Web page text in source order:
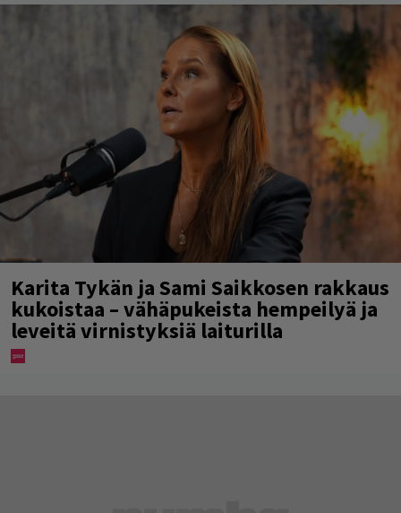
Karita Tykän ja Sami Saikkosen rakkaus
kukoistaa – vähäpukeista hempeilyä ja
leveitä virnistyksiä laiturilla